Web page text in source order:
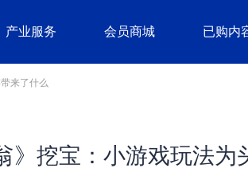
产业服务 会员商城 已购内
来了什么
》挖宝：小游戏玩法为